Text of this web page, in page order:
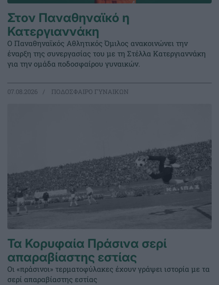
Στον Παναθηναϊκό η
Κατεργιαννάκη
Ο Παναθηναϊκός Αθλητικός Όμιλος ανακοινώνει την
έναρξη της συνεργασίας του με τη Στέλλα Κατεργιαννάκη
για την ομάδα ποδοσφαίρου γυναικών.
07.08.2026 ΠΟΔΟΣΦΑΙΡΟ ΓΥΝΑΙΚΩΝ
Τα Κορυφαία Πράσινα σερί
απαραβίαστης εστίας
Οι «πράσινοι» τερματοφύλακες έχουν γράψει ιστορία με τα
σερί απαραβίαστης εστίας